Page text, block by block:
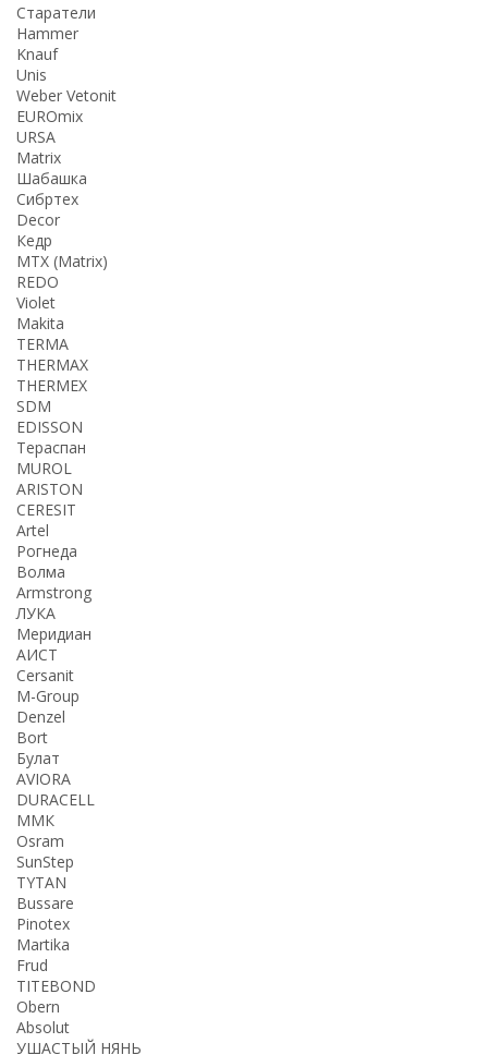
Старатели
Hammer
Knauf
Unis
Weber Vetonit
EUROmix
URSA
Matrix
Шабашка
Сибртех
Decor
Кедр
MTX (Matrix)
REDO
Violet
Makita
TERMA
THERMАX
THERMEX
SDM
EDISSON
Тераспан
MUROL
ARISTON
CERESIT
Artel
Рогнеда
Волма
Armstrong
ЛУКА
Меридиан
АИСТ
Cersanit
M-Group
Denzel
Bort
Булат
AVIORA
DURACELL
ММК
Osram
SunStep
TYTAN
Bussare
Pinotex
Martika
Frud
TITEBOND
Obern
Absolut
УШАСТЫЙ НЯНЬ